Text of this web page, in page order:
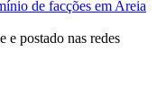
de facções em Areia
postado nas redes